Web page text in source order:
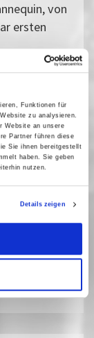
Funktionen für
zu analysieren.
Website an unsere
Partner führen diese
Sie ihnen bereitgestellt
haben. Sie geben
nutzen.
Details zeigen
von
ersten
ist
entdecken:
sie
Mantel ab.
später
grüne
der
Kino.